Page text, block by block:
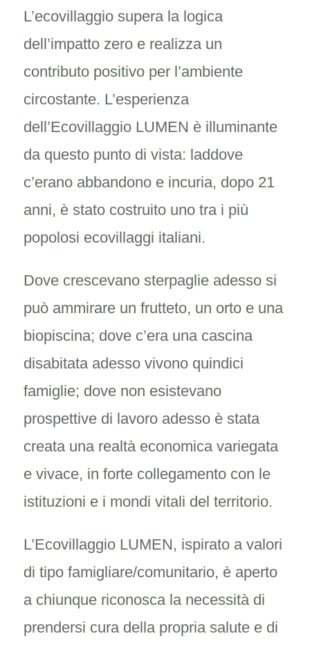
L’ecovillaggio supera la logica
dell’impatto zero e realizza un
contributo positivo per l’ambiente
circostante. L’esperienza
dell’Ecovillaggio LUMEN è illuminante
da questo punto di vista: laddove
c’erano abbandono e incuria, dopo 21
anni, è stato costruito uno tra i più
popolosi ecovillaggi italiani.
Dove crescevano sterpaglie adesso si
può ammirare un frutteto, un orto e una
biopiscina; dove c’era una cascina
disabitata adesso vivono quindici
famiglie; dove non esistevano
prospettive di lavoro adesso è stata
creata una realtà economica variegata
e vivace, in forte collegamento con le
istituzioni e i mondi vitali del territorio.
L’Ecovillaggio LUMEN, ispirato a valori
di tipo famigliare/comunitario, è aperto
a chiunque riconosca la necessità di
prendersi cura della propria salute e di